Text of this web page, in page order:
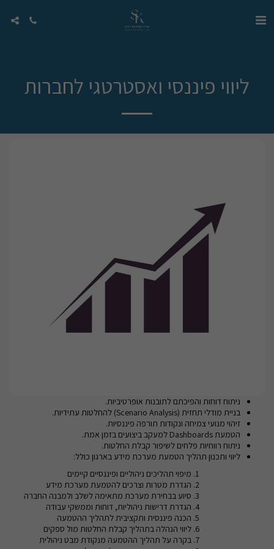
ליווי פיננסי ואסטרטגי לחברות
ניתוח דוחות והפיכתם לתובנות אופרטיביות.
בניית מודלי תחזית (Scenario Analysis) להחלטות עתידיות.
זיהוי מנועי צמיחה ונקודות תורפה פיננסיות.
הטמעת Dashboards למעקב ביצועים בזמן אמת.
ניתוח רווחיות פלחים לשיפור קבלת החלטות.
ליווי ותכנון תהליך הטמעת מערכת מידע בארגון כולל:
מיפוי תהליכים ניהוליים ופיננסיים קיימים
הגדרת מטרות וצרכים להטמעת מערכת מידע
סיוע בבחירת מערכת מתאימה לשלב ולמבנה החברה
הגדרת דרישות ניהוליות, דוחות וממשקי עבודה
הכנה פיננסית ותקציבית לתהליך ההטמעה
ליווי הנהלה בתהליך קבלת החלטות מול ספקים
בקרה על תהליך ההטמעה מנקודת מבט ניהולית